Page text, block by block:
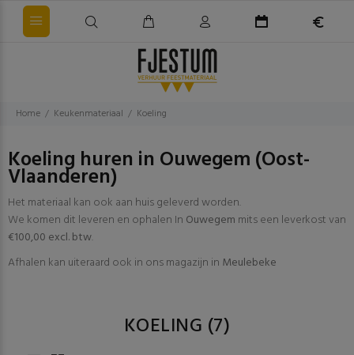
Home Keukenmateriaal Koeling
Koeling huren in Ouwegem (Oost-
Vlaanderen)
Het materiaal kan ook aan huis geleverd worden.
We komen dit leveren en ophalen In Ouwegem mits een leverkost van
€100,00 excl. btw.
Afhalen kan uiteraard ook in ons magazijn in Meulebeke
KOELING (7)